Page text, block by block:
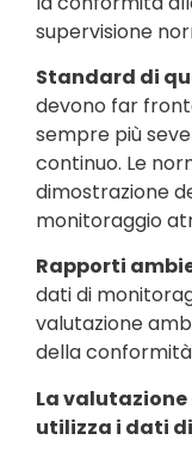
supervisione
Standard di
devono far
sempre più
continuo. Le
dimostrazione
monitoraggio
Rapporti
dati di
valutazione
della
La
utilizza i dati